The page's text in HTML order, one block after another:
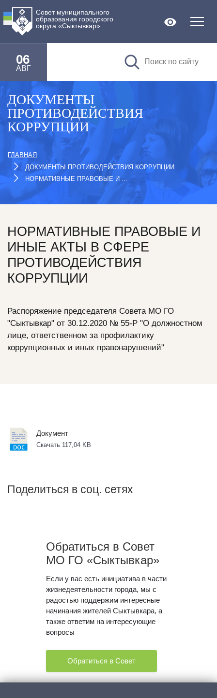
Совет муниципального
образования городского
округа «Сыктывкар»
06
АВГ
Версия
ДОКУМЕНТЫ
ПРОТИВОДЕЙСТВИЯ
КОРРУПЦИИ
ГЛАВНАЯ
ДОКУМЕНТЫ ПРОТИВОДЕЙСТВИЯ КОРРУПЦИИ
НОРМАТИВНЫЕ ПРАВОВЫЕ И ...
НОРМАТИВНЫЕ ПРАВОВЫЕ И
ИНЫЕ АКТЫ В СФЕРЕ
ПРОТИВОДЕЙСТВИЯ
КОРРУПЦИИ
Распоряжение председателя Совета МО ГО
"Сыктывкар" от 30.12.2020 № 55-Р "О должностном
лице, ответственном за профилактику
коррупционных и иных правонарушений"
Документ
Скачать 117,04 KB
Поделиться в соц. сетях
Обратиться в Совет
МО ГО «Сыктывкар»
Если у вас есть инициатива в части
жизнедеятельности города, мы с
радостью поддержим интересные
начинания жителей Сыктывкара, а
также ответим на интересующие
вопросы
Обратиться в Совет